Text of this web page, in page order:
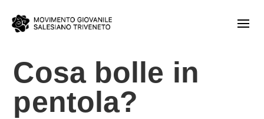
Cosa bolle in
pentola?